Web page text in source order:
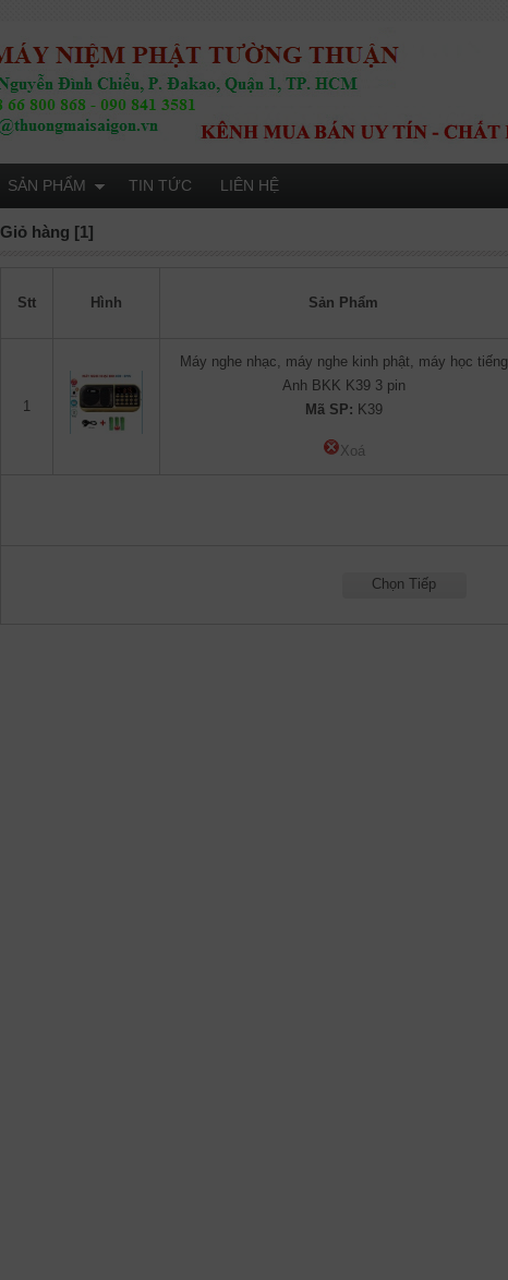
Giỏ hàng [1]
Stt Hình Sản Phẩm
1
Máy nghe nhạc, máy nghe kinh phật, máy học tiếng
Anh BKK K39 3 pin
Mã SP: K39
Xoá
Chọn Tiếp
SẢN PHẨM TIN TỨC LIÊN HỆ